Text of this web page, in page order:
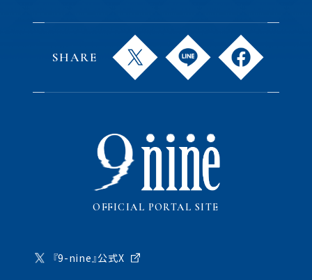
OFFICIAL PORTAL SITE
SHARE
『9-nine』公式X